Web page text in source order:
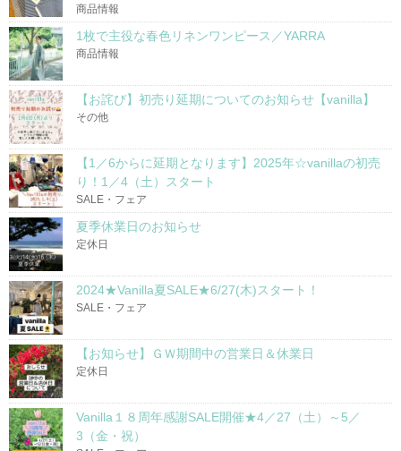
商品情報
1枚で主役な春色リネンワンピース／YARRA
商品情報
【お詫び】初売り延期についてのお知らせ【vanilla】
その他
【1／6からに延期となります】2025年☆vanillaの初売
り！1／4（土）スタート
SALE・フェア
夏季休業日のお知らせ
定休日
2024★Vanilla夏SALE★6/27(木)スタート！
SALE・フェア
【お知らせ】ＧＷ期間中の営業日＆休業日
定休日
Vanilla１８周年感謝SALE開催★4／27（土）～5／
3（金・祝）